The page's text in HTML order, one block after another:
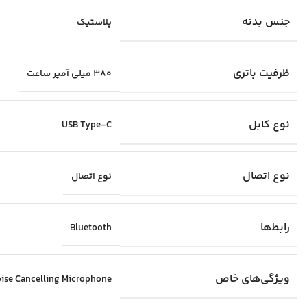
جنس بدنه پلاستیک
ظرفیت باتری ۳۸۰ میلی آمپر ساعت
نوع کابل USB Type-C
نوع اتصال نوع اتصال
رابط‌ها Bluetooth
ویژگی‌های خاص Cancelling Microphone